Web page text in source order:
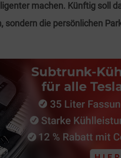
machen. Künftig soll
sondern die persönlichen